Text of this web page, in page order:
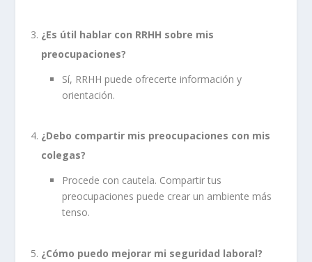
¿Es útil hablar con RRHH sobre mis
preocupaciones?
Sí, RRHH puede ofrecerte información y
orientación.
¿Debo compartir mis preocupaciones con mis
colegas?
Procede con cautela. Compartir tus
preocupaciones puede crear un ambiente más
tenso.
¿Cómo puedo mejorar mi seguridad laboral?